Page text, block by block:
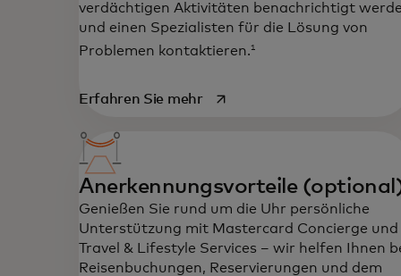
verdächtigen Aktivitäten benachrichtigt
und einen Spezialisten für die Lösung von
Problemen kontaktieren. 1
Erfahren Sie mehrwird in einer neuen
Anerkennungsvorteile
Genießen Sie rund um die Uhr persönliche
Unterstützung mit Mastercard Concierge und
Travel & Lifestyle Services – wir helfen Ihnen
Reisenbuchungen, Reservierungen und dem